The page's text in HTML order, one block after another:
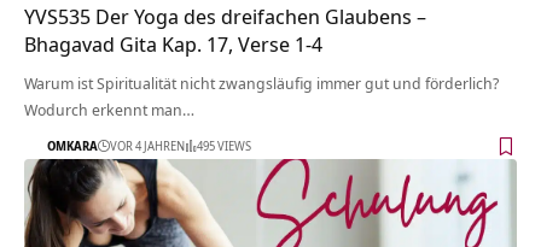
YVS535 Der Yoga des dreifachen Glaubens –
Bhagavad Gita Kap. 17, Verse 1-4
Warum ist Spiritualität nicht zwangsläufig immer gut und förderlich?
Wodurch erkennt man…
OMKARA VOR 4 JAHREN 495 VIEWS